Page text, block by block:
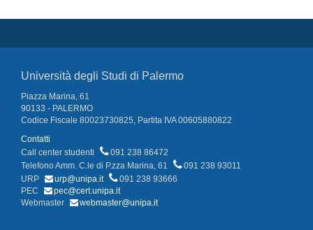
Università degli Studi di Palermo
Piazza Marina, 61
90133 - PALERMO
Codice Fiscale 80023730825, Partita IVA 00605880822
Contatti
Call center studenti
091 238 86472
Telefono Amm. C.le di P.zza Marina, 61
091 238 93011
URP
urp@unipa.it
091 238 93666
PEC
pec@cert.unipa.it
Webmaster
webmaster@unipa.it